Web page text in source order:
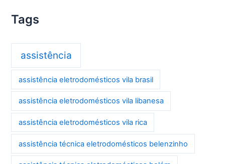
Tags
assistência
assistência eletrodomésticos vila brasil
assistência eletrodomésticos vila libanesa
assistência eletrodomésticos vila rica
assistência técnica eletrodomésticos belenzinho